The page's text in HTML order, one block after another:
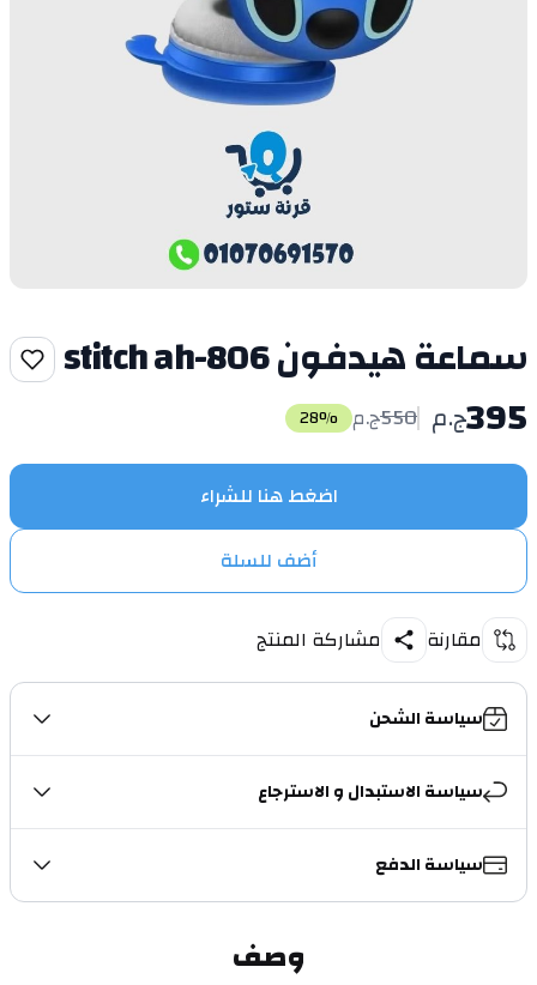
سماعة هيدفون stitch ah-806
395ج.م 550ج.م 28%
اضغط هنا للشراء
أضف للسلة
مقارنة مشاركة المنتج
سياسة الشحن
سياسة الاستبدال و الاسترجاع
سياسة الدفع
وصف